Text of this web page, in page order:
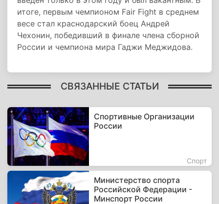
итоге, первым чемпионом Fair Fight в среднем
весе стал краснодарский боец Андрей
Чехонин, победивший в финале члена сборной
России и чемпиона мира Гаджи Меджидова.
СВЯЗАННЫЕ СТАТЬИ
Спортивные Организации
России
Спорт
Министерство спорта
Российской Федерации -
Минспорт России